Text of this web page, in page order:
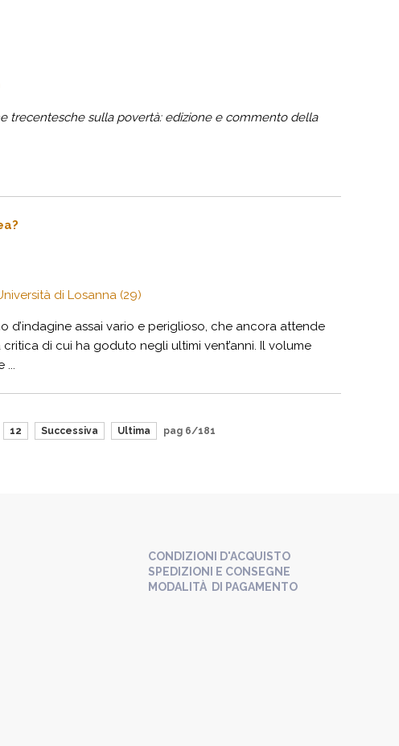
trecentesche sulla povertà: edizione e commento della
di Losanna (29)
assai vario e periglioso, che ancora attende
di cui ha goduto negli ultimi vent’anni. Il volume
...
12 Successiva Ultima pag 6/181
CONDIZIONI D'ACQUISTO
SPEDIZIONI E CONSEGNE
MODALITÀ DI PAGAMENTO